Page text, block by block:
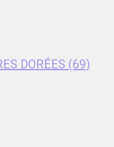
DORÉES (69)